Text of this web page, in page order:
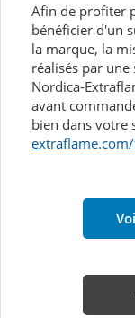
Afin de profiter
bénéficier d'un
la marque, la
réalisés par une
Nordica-
avant
bien dans votre